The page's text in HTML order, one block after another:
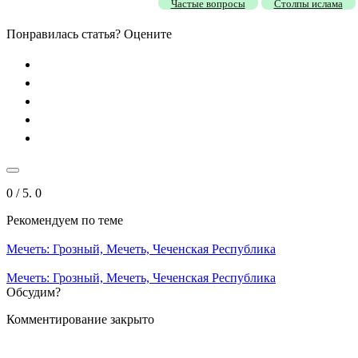
Частые вопросы Столпы ислама
Понравилась статья? Оцените
0 / 5. 0
Рекомендуем по теме
Мечеть: Грозный, Мечеть, Чеченская Республика
Мечеть: Грозный, Мечеть, Чеченская Республика
Обсудим?
Комментирование закрыто